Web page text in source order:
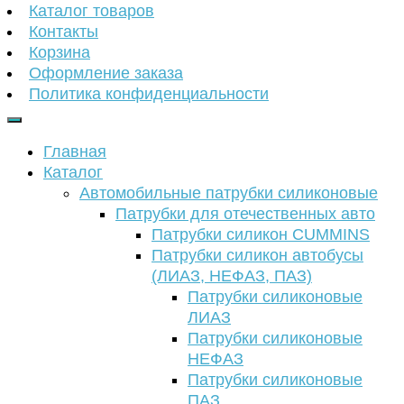
Каталог товаров
Контакты
Корзина
Оформление заказа
Политика конфиденциальности
Главная
Каталог
Автомобильные патрубки силиконовые
Патрубки для отечественных авто
Патрубки силикон CUMMINS
Патрубки силикон автобусы
(ЛИАЗ, НЕФАЗ, ПАЗ)
Патрубки силиконовые
ЛИАЗ
Патрубки силиконовые
НЕФАЗ
Патрубки силиконовые
ПАЗ